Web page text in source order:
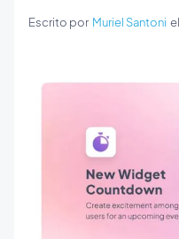
Escrito por Muriel Santoni el